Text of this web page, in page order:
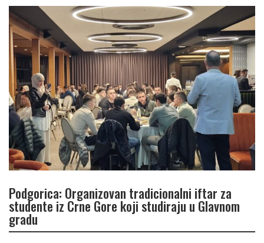
Podgorica: Organizovan tradicionalni iftar za
studente iz Crne Gore koji studiraju u Glavnom
gradu